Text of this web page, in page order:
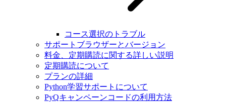
コース選択のトラブル
サポートブラウザーとバージョン
料金、定期購読に関する詳しい説明
定期購読について
プランの詳細
Python学習サポートについて
PyQキャンペーンコードの利用方法